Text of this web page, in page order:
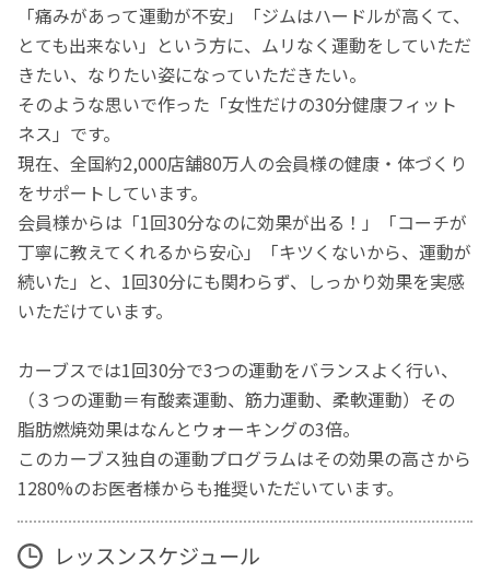
「痛みがあって運動が不安」「ジムはハードルが高くて、
とても出来ない」という方に、ムリなく運動をしていただ
きたい、なりたい姿になっていただきたい。
そのような思いで作った「女性だけの30分健康フィット
ネス」です。
現在、全国約2,000店舗80万人の会員様の健康・体づくり
をサポートしています。
会員様からは「1回30分なのに効果が出る！」「コーチが
丁寧に教えてくれるから安心」「キツくないから、運動が
続いた」と、1回30分にも関わらず、しっかり効果を実感
いただけています。
カーブスでは1回30分で3つの運動をバランスよく行い、
（３つの運動＝有酸素運動、筋力運動、柔軟運動）その
脂肪燃焼効果はなんとウォーキングの3倍。
このカーブス独自の運動プログラムはその効果の高さから
1280%のお医者様からも推奨いただいています。
レッスンスケジュール